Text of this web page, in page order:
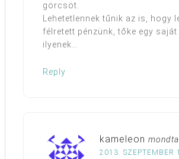
görcsöt.
Lehetetlennek tűnik az is, hogy
félretett pénzünk, tőke egy
ilyenek…
Reply
kameleon mondta
2013. SZEPTEMBER